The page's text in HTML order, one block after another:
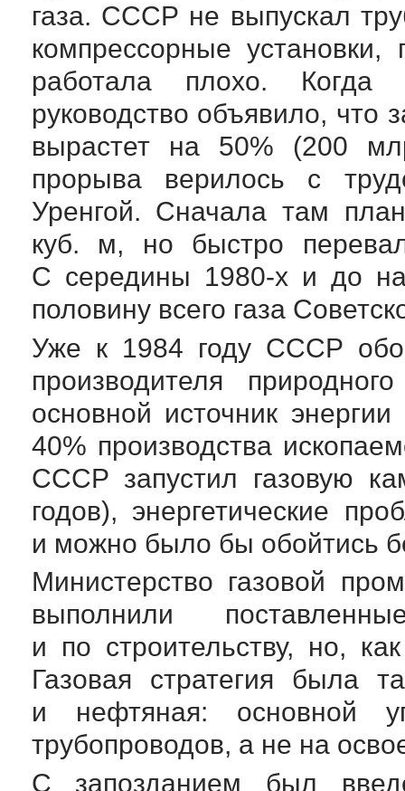
газа. СССР не выпускал
компрессорные установки,
работала плохо. Когда
руководство объявило, что
вырастет на 50% (200
прорыва верилось с
Уренгой. Сначала там
куб. м, но быстро
С середины 1980-х и до
половину всего газа
Уже к 1984 году СССР
производителя
основной источник
40% производства
СССР запустил газовую
годов), энергетические
и можно было бы обойтись
Министерство газовой
выполнили
и по строительству, но,
Газовая стратегия была
и нефтяная: основной
трубопроводов, а не на
С запозданием был